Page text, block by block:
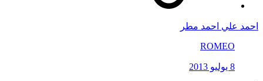
احمد علي احمد مطر
ROMEO
8 يوليو 2013